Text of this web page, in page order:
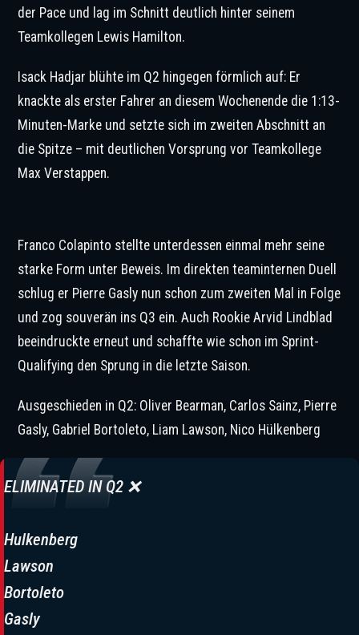
der Pace und lag im Schnitt deutlich hinter seinem
Teamkollegen Lewis Hamilton.
Isack Hadjar blühte im Q2 hingegen förmlich auf: Er
knackte als erster Fahrer an diesem Wochenende die 1:13-
Minuten-Marke und setzte sich im zweiten Abschnitt an
die Spitze – mit deutlichen Vorsprung vor Teamkollege
Max Verstappen.
Franco Colapinto stellte unterdessen einmal mehr seine
starke Form unter Beweis. Im direkten teaminternen Duell
schlug er Pierre Gasly nun schon zum zweiten Mal in Folge
und zog souverän ins Q3 ein. Auch Rookie Arvid Lindblad
beeindruckte erneut und schaffte wie schon im Sprint-
Qualifying den Sprung in die letzte Saison.
Ausgeschieden in Q2: Oliver Bearman, Carlos Sainz, Pierre
Gasly, Gabriel Bortoleto, Liam Lawson, Nico Hülkenberg
ELIMINATED IN Q2 ❌
Hulkenberg
Lawson
Bortoleto
Gasly